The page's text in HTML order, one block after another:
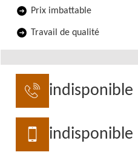
Prix imbattable
Travail de qualité
indisponible
indisponible